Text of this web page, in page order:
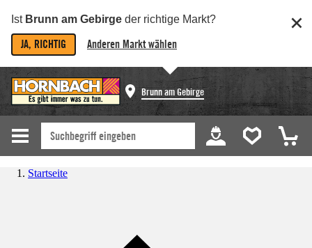
Ist Brunn am Gebirge der richtige Markt?
JA, RICHTIG Anderen Markt wählen
Brunn am Gebirge
Startseite